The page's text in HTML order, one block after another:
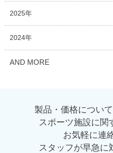
2025年
2024年
AND MORE
製品・価格につい
スポーツ施設に関
お気軽に連
スタッフが早急に